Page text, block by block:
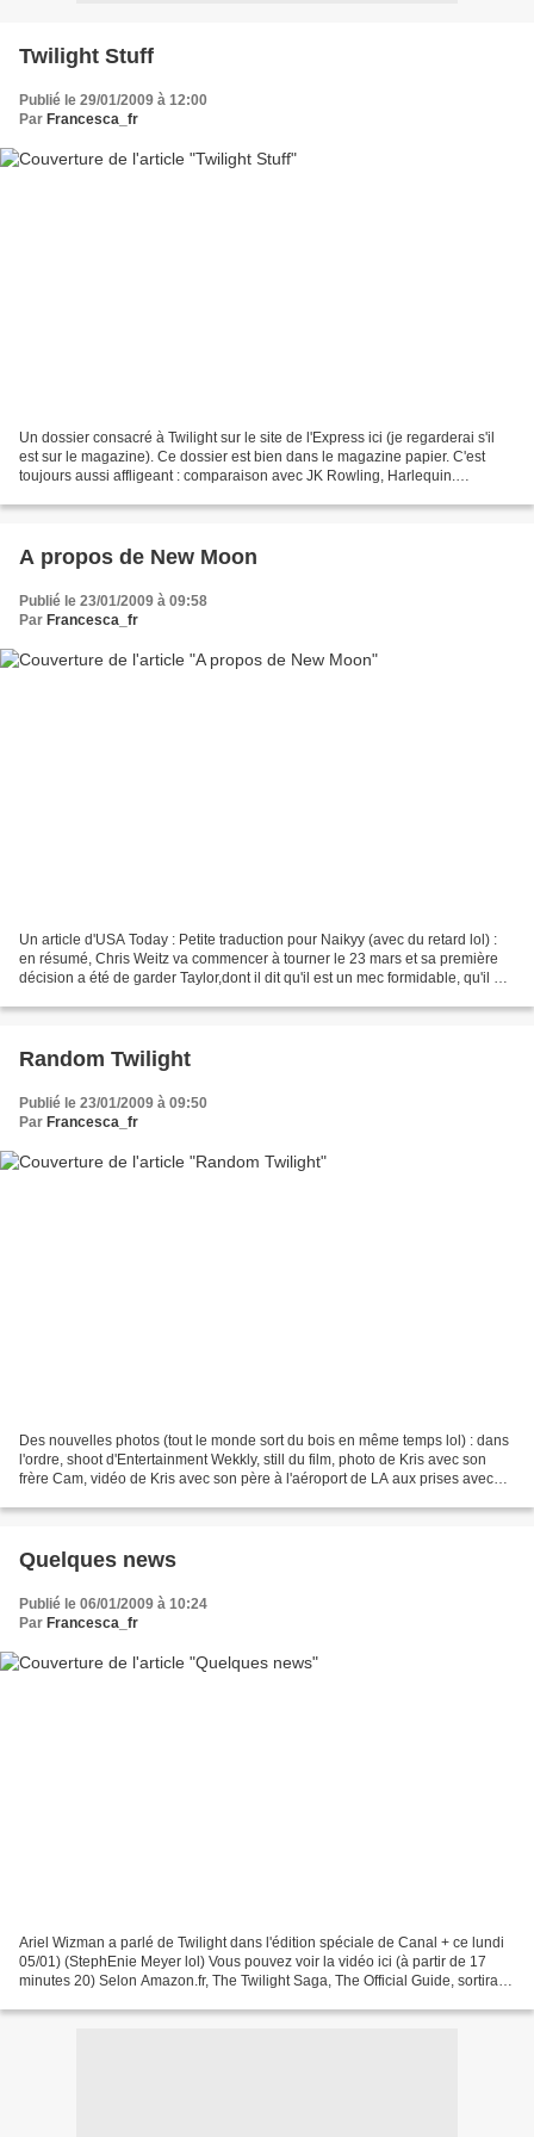
Twilight Stuff
Publié le 29/01/2009 à 12:00
Par Francesca_fr
Un dossier consacré à Twilight sur le site de l'Express ici (je regarderai s'il
est sur le magazine). Ce dossier est bien dans le magazine papier. C'est
toujours aussi affligeant : comparaison avec JK Rowling, Harlequin.
A propos de New Moon
Publié le 23/01/2009 à 09:58
Par Francesca_fr
Un article d'USA Today : Petite traduction pour Naikyy (avec du retard lol) :
en résumé, Chris Weitz va commencer à tourner le 23 mars et sa première
décision a été de garder Taylor,dont il dit qu'il est un mec formidable, qu'il a
Random Twilight
Publié le 23/01/2009 à 09:50
Par Francesca_fr
Des nouvelles photos (tout le monde sort du bois en même temps lol) : dans
l'ordre, shoot d'Entertainment Wekkly, still du film, photo de Kris avec son
frère Cam, vidéo de Kris avec son père à l'aéroport de LA aux prises avec
Quelques news
Publié le 06/01/2009 à 10:24
Par Francesca_fr
Ariel Wizman a parlé de Twilight dans l'édition spéciale de Canal + ce lundi
05/01) (StephEnie Meyer lol) Vous pouvez voir la vidéo ici (à partir de 17
minutes 20) Selon Amazon.fr, The Twilight Saga, The Official Guide, sortirait